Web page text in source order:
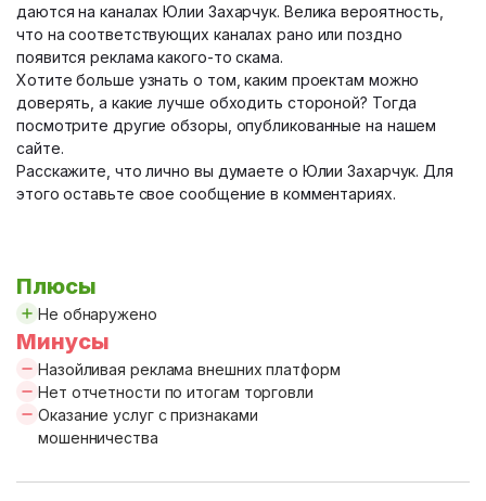
даются на каналах Юлии Захарчук. Велика вероятность,
что на соответствующих каналах рано или поздно
появится реклама какого-то скама.
Хотите больше узнать о том, каким проектам можно
доверять, а какие лучше обходить стороной? Тогда
посмотрите другие обзоры, опубликованные на нашем
сайте.
Расскажите, что лично вы думаете о Юлии Захарчук. Для
этого оставьте свое сообщение в комментариях.
Плюсы
Не обнаружено
Минусы
Назойливая реклама внешних платформ
Нет отчетности по итогам торговли
Оказание услуг с признаками
мошенничества